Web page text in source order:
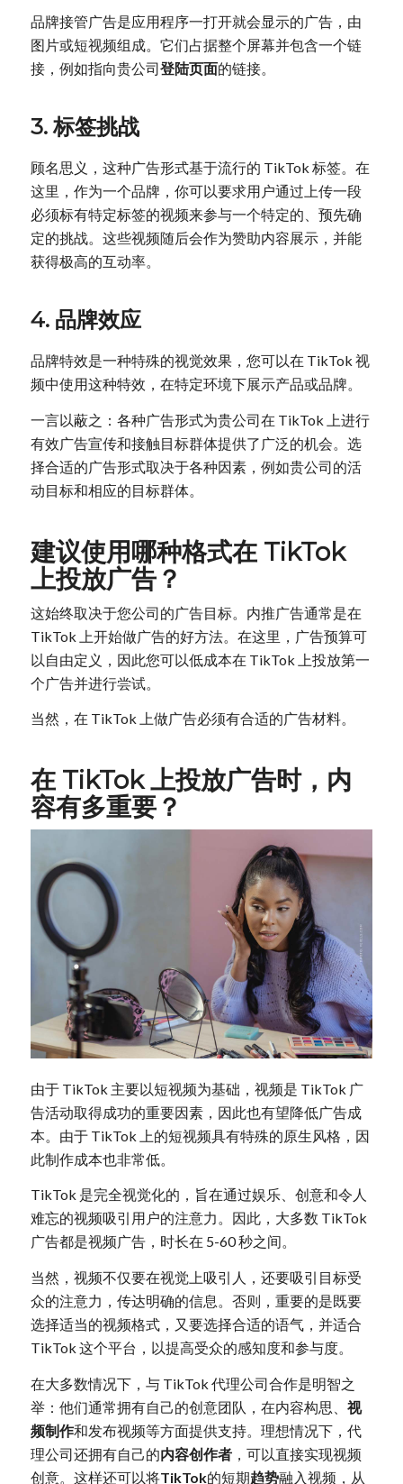
品牌接管广告是应用程序一打开就会显示的广告，由
图片或短视频组成。它们占据整个屏幕并包含一个链
接，例如指向贵公司登陆页面的链接。
3. 标签挑战
顾名思义，这种广告形式基于流行的 TikTok 标签。在
这里，作为一个品牌，你可以要求用户通过上传一段
必须标有特定标签的视频来参与一个特定的、预先确
定的挑战。这些视频随后会作为赞助内容展示，并能
获得极高的互动率。
4. 品牌效应
品牌特效是一种特殊的视觉效果，您可以在 TikTok 视
频中使用这种特效，在特定环境下展示产品或品牌。
一言以蔽之：各种广告形式为贵公司在 TikTok 上进行
有效广告宣传和接触目标群体提供了广泛的机会。选
择合适的广告形式取决于各种因素，例如贵公司的活
动目标和相应的目标群体。
建议使用哪种格式在 TikTok
上投放广告？
这始终取决于您公司的广告目标。内推广告通常是在
TikTok 上开始做广告的好方法。在这里，广告预算可
以自由定义，因此您可以低成本在 TikTok 上投放第一
个广告并进行尝试。
当然，在 TikTok 上做广告必须有合适的广告材料。
在 TikTok 上投放广告时，内
容有多重要？
由于 TikTok 主要以短视频为基础，视频是 TikTok 广
告活动取得成功的重要因素，因此也有望降低广告成
本。由于 TikTok 上的短视频具有特殊的原生风格，因
此制作成本也非常低。
TikTok 是完全视觉化的，旨在通过娱乐、创意和令人
难忘的视频吸引用户的注意力。因此，大多数 TikTok
广告都是视频广告，时长在 5-60 秒之间。
当然，视频不仅要在视觉上吸引人，还要吸引目标受
众的注意力，传达明确的信息。否则，重要的是既要
选择适当的视频格式，又要选择合适的语气，并适合
TikTok 这个平台，以提高受众的感知度和参与度。
在大多数情况下，与 TikTok 代理公司合作是明智之
举：他们通常拥有自己的创意团队，在内容构思、 视
频制作和发布视频等方面提供支持。理想情况下，代
理公司还拥有自己的内容创作者，可以直接实现视频
创意。这样还可以将TikTok的短期趋势融入视频，从